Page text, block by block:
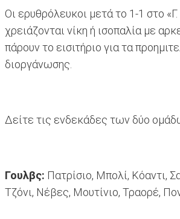
Οι ερυθρόλευκοι μετά το 1-1 στο
χρειάζονται νίκη ή ισοπαλία με
πάρουν το εισιτήριο για τα
διοργάνωσης.
Δείτε τις ενδεκάδες των δύο
Γουλβς: Πατρίσιο, Μπολί, Κόαντι,
Τζόνι, Νέβες, Μουτίνιο, Τραορέ,